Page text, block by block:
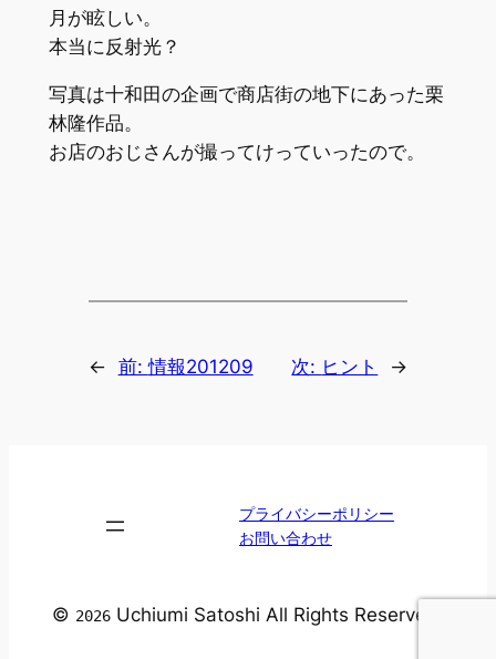
月が眩しい。
本当に反射光？
写真は十和田の企画で商店街の地下にあった栗
林隆作品。
お店のおじさんが撮ってけっていったので。
← 前:情報201209 次: ヒント →
プライバシーポリシー
お問い合わせ
© 2026 Uchiumi Satoshi All Rights Reserved.